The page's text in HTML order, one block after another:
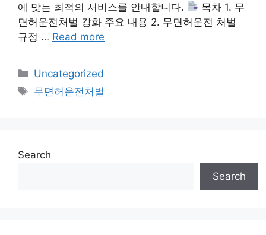
에 맞는 최적의 서비스를 안내합니다.
목차 1. 무
면허운전처벌 강화 주요 내용 2. 무면허운전 처벌
규정 … Read more
Categories
Uncategorized
Tags
무면허운전처벌
Search
Search